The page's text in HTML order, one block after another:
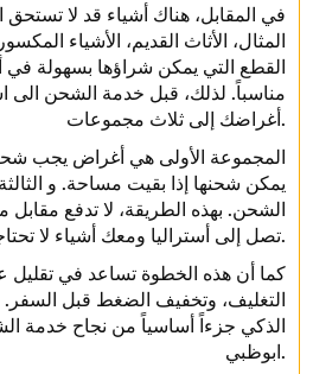
في المقابل، هناك أشياء قد لا
المثال، الأثاث القديم، الأشياء
القطع التي يمكن شراؤها بسهولة في
مناسباً. لذلك، قبل خدمة الشحن الى
أغراضك إلى ثلاث مجموعات.
المجموعة الأولى هي أغراض يجب
يمكن شحنها إذا بقيت مساحة. و
الشحن. بهذه الطريقة، لا تدفع
تصل إلى أستراليا ومعك أشياء لا تحتاجها.
كما أن هذه الخطوة تساعد في تقليل
التغليف، وتخفيف الضغط قبل السفر.
الذكي جزءاً أساسياً من نجاح خدمة
ابوظبي.